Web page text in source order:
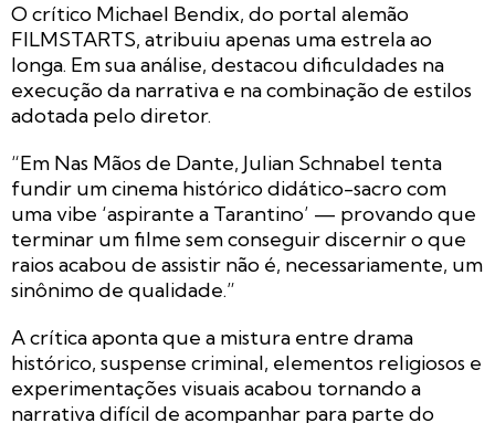
O crítico Michael Bendix, do portal alemão
FILMSTARTS, atribuiu apenas uma estrela ao
longa. Em sua análise, destacou dificuldades na
execução da narrativa e na combinação de estilos
adotada pelo diretor.
“Em Nas Mãos de Dante, Julian Schnabel tenta
fundir um cinema histórico didático-sacro com
uma vibe ‘aspirante a Tarantino’ — provando que
terminar um filme sem conseguir discernir o que
raios acabou de assistir não é, necessariamente, um
sinônimo de qualidade.”
A crítica aponta que a mistura entre drama
histórico, suspense criminal, elementos religiosos e
experimentações visuais acabou tornando a
narrativa difícil de acompanhar para parte do